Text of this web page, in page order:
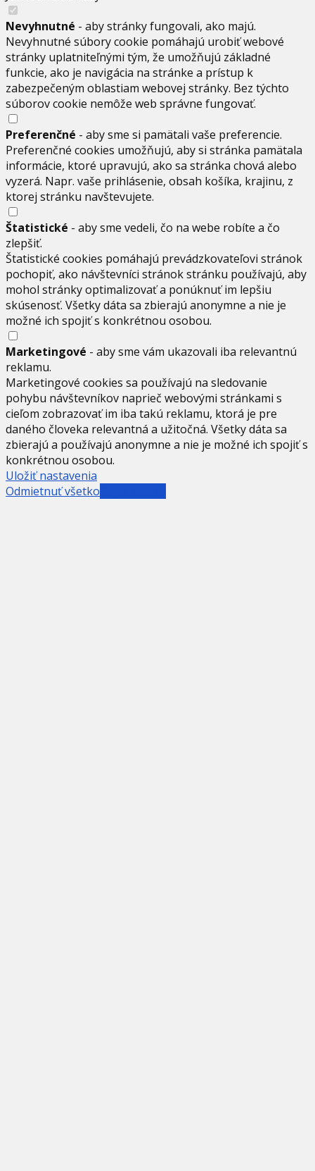
Nevyhnutné - aby stránky fungovali, ako majú.
Nevyhnutné súbory cookie pomáhajú urobiť webové
stránky uplatniteľnými tým, že umožňujú základné
funkcie, ako je navigácia na stránke a prístup k
zabezpečeným oblastiam webovej stránky. Bez týchto
súborov cookie nemôže web správne fungovať.
Preferenčné - aby sme si pamätali vaše preferencie.
Preferenčné cookies umožňujú, aby si stránka pamätala
informácie, ktoré upravujú, ako sa stránka chová alebo
vyzerá. Napr. vaše prihlásenie, obsah košíka, krajinu, z
ktorej stránku navštevujete.
Štatistické - aby sme vedeli, čo na webe robíte a čo
zlepšiť.
Štatistické cookies pomáhajú prevádzkovateľovi stránok
pochopiť, ako návštevníci stránok stránku používajú, aby
mohol stránky optimalizovať a ponúknuť im lepšiu
skúsenosť. Všetky dáta sa zbierajú anonymne a nie je
možné ich spojiť s konkrétnou osobou.
Marketingové - aby sme vám ukazovali iba relevantnú
reklamu.
Marketingové cookies sa používajú na sledovanie
pohybu návštevníkov naprieč webovými stránkami s
cieľom zobrazovať im iba takú reklamu, ktorá je pre
daného človeka relevantná a užitočná. Všetky dáta sa
zbierajú a používajú anonymne a nie je možné ich spojiť s
konkrétnou osobou.
Uložiť nastavenia
Odmietnuť všetko